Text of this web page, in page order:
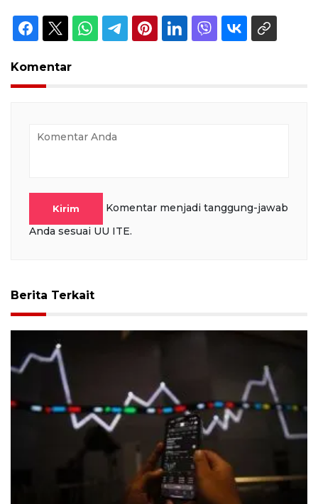
Komentar
Kirim
Komentar menjadi tanggung-jawab
Anda sesuai UU ITE.
Berita Terkait